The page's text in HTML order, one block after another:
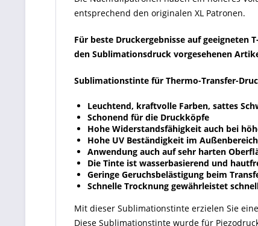
entsprechend den originalen XL Patronen.
Für beste Druckergebnisse auf geeigneten
den Sublimationsdruck vorgesehenen
Sublimationstinte für Thermo-Transfer-
Leuchtend, kraftvolle Farben, sattes
Schonend für die Druckköpfe
Hohe Widerstandsfähigkeit auch bei
Hohe UV Beständigkeit im
Anwendung auch auf sehr harten
Die Tinte ist wasserbasierend und
Geringe Geruchsbelästigung beim
Schnelle Trocknung gewährleistet
Mit dieser Sublimationstinte erzielen Sie
Diese Sublimationstinte wurde für